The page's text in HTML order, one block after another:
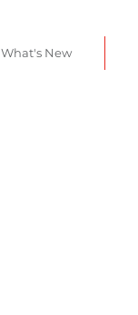
What's New